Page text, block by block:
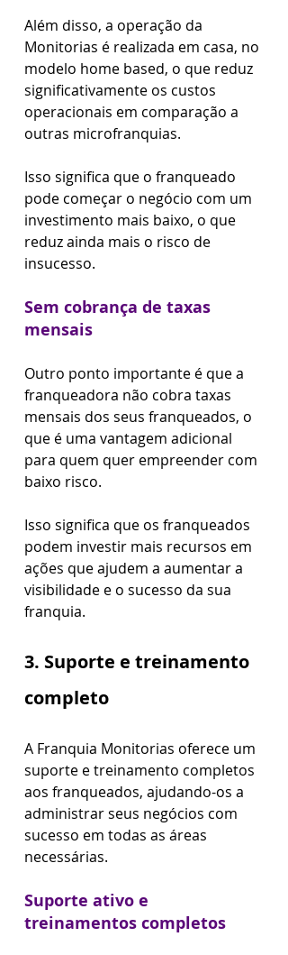
Além disso, a operação da
Monitorias é realizada em casa, no
modelo home based, o que reduz
significativamente os custos
operacionais em comparação a
outras microfranquias.
Isso significa que o franqueado
pode começar o negócio com um
investimento mais baixo, o que
reduz ainda mais o risco de
insucesso.
Sem cobrança de taxas
mensais
Outro ponto importante é que a
franqueadora não cobra taxas
mensais dos seus franqueados, o
que é uma vantagem adicional
para quem quer empreender com
baixo risco.
Isso significa que os franqueados
podem investir mais recursos em
ações que ajudem a aumentar a
visibilidade e o sucesso da sua
franquia.
3. Suporte e treinamento
completo
A Franquia Monitorias oferece um
suporte e treinamento completos
aos franqueados, ajudando-os a
administrar seus negócios com
sucesso em todas as áreas
necessárias.
Suporte ativo e
treinamentos completos